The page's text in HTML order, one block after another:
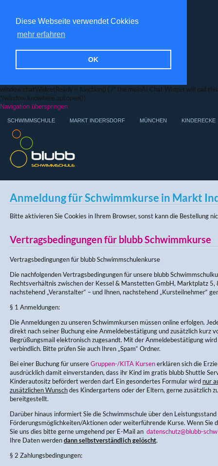
Diese Webseite verwendet Cokkies
mehr erfahren
OK
window.chatWidgetReady = function() { /* the moinAI Chat Widget will call
*/window.knowhere.api.open()}
Navigation überspringen
SCHWIMMSCHULE MARKT INDERSDORF MÜNCHEN KINDERECKE
Anmeldung für Schwimmkurse in Markt
Bitte aktivieren Sie Cookies in Ihrem Browser, sonst kann die Bestellung
Vertragsbedingungen für blubb Schwimmkurse
Vertragsbedingungen für blubb Schwimmschulenkurse
Die nachfolgenden Vertragsbedingungen für unsere blubb
Rechtsverhältnis zwischen der Kessel & Manstetten GmbH, Marktplatz
nachstehend „Veranstalter“ – und Ihnen, nachstehend „Kursteilnehmer“
§ 1 Anmeldungen:
Die Anmeldungen zu unseren Schwimmkursen müssen online erfolgen.
direkt nach seiner Buchung eine Anmeldebestätigung und zusätzlich kurz
Begrüßungsmail elektronisch zugesandt. Mit der Anmeldebestätigung
verbindlich. Bitte prüfen Sie auch Ihren „Spam“ Ordner.
Bei einer Buchung für unsereGruppen-/KITA Kursenerklären sich die
ausdrücklich damit einverstanden, dass ihr Kind im gratis blubb Shuttle
Kinderautositz befördert werden darf. Ein gesondertes Formular wird nur
zusätzlichen Wunschdes Kindergartens oder der Eltern, gerne zusätzlich
bereitgestellt.
Darüber hinaus informiert Sie die Schwimmschule über den
Förderungsmöglichkeiten/Aktionen oder weiterführende Kurse. Wenn Sie
Sie uns dies bitte gerne umgehend per E-Mail an datenschutz@blubb-
Ihre Daten werdendann selbstverständlich gelöscht.
§ 2 Zahlungsbedingungen: